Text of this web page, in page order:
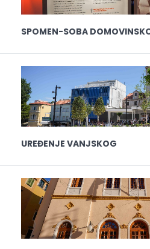
SPOMEN-SOBA
UREĐENJE VANJSKOG